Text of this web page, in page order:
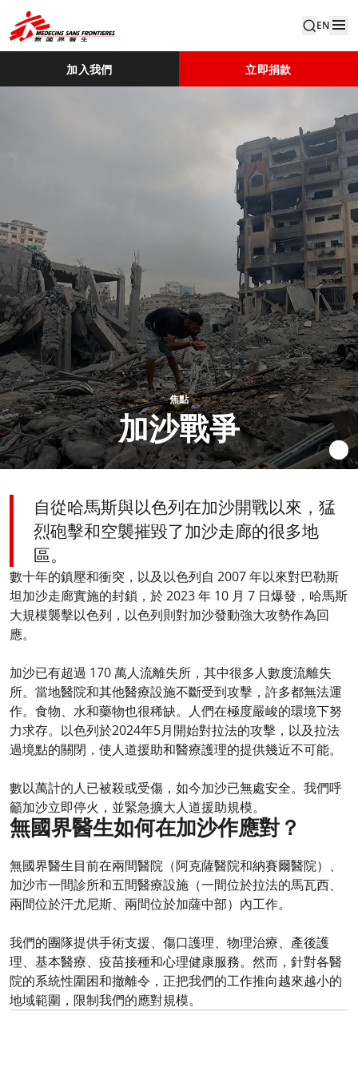
EN
加入我們 立即捐款
焦點
加沙戰爭
自從哈馬斯與以色列在加沙開戰以來，猛
烈砲擊和空襲摧毀了加沙走廊的很多地
區。
數十年的鎮壓和衝突，以及以色列自 2007 年以來對巴勒斯
坦加沙走廊實施的封鎖，於 2023 年 10 月 7 日爆發，哈馬斯
大規模襲擊以色列，以色列則對加沙發動強大攻勢作為回
應。
加沙已有超過 170 萬人流離失所，其中很多人數度流離失
所。當地醫院和其他醫療設施不斷受到攻擊，許多都無法運
作。食物、水和藥物也很稀缺。人們在極度嚴峻的環境下努
力求存。以色列於2024年5月開始對拉法的攻擊，以及拉法
過境點的關閉，使人道援助和醫療護理的提供幾近不可能。
數以萬計的人已被殺或受傷，如今加沙已無處安全。我們呼
籲加沙立即停火，並緊急擴大人道援助規模。
無國界醫生如何在加沙作應對？
無國界醫生目前在兩間醫院（阿克薩醫院和納賽爾醫院）、
加沙市一間診所和五間醫療設施（一間位於拉法的馬瓦西、
兩間位於汗尤尼斯、兩間位於加薩中部）內工作。
我們的團隊提供手術支援、傷口護理、物理治療、產後護
理、基本醫療、疫苗接種和心理健康服務。然而，針對各醫
院的系統性圍困和撤離令，正把我們的工作推向越來越小的
地域範圍，限制我們的應對規模。